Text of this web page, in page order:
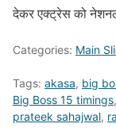
देकर एक्ट्रेस को
Categories: Main
Tags: akasa, big
Big Boss 15 timings,
prateek sahajwal,